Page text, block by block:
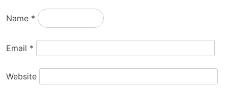
Name *
Email *
Website